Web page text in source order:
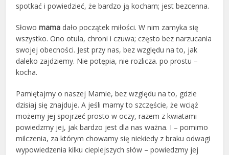
spotkać i powiedzieć, że bardzo ją kocham; jest bezcenna.
Słowomama dało początek miłości. W nim zamyka się
wszystko. Ono otula, chroni i czuwa; często bez narzucania
swojej obecności. Jest przy nas, bez względu na to, jak
daleko zajdziemy. Nie potępia, nie rozlicza. po prostu –
kocha.
Pamiętajmy o naszej Mamie, bez względu na to, gdzie
dzisiaj się znajduje. A jeśli mamy to szczęście, że wciąż
możemy jej spojrzeć prosto w oczy, razem z kwiatami
powiedzmy jej, jak bardzo jest dla nas ważna. I – pomimo
milczenia, za którym chowamy się niekiedy z braku odwagi
wypowiedzenia kilku cieplejszych słów – powiedzmy jej